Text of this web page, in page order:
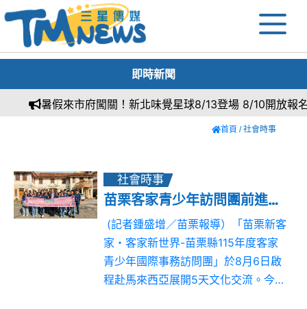
即時新聞
暑假來市府闖關！新北味覺星球8/13登場 8/10開放報名
首頁 / 社會時事
社會時事
苗栗客家青少年訪問團前進馬來西亞 深化國際客家文化交流
(記者鍾盛增／苗栗報導）「苗栗新客
家・客家新世界-苗栗縣115年度客家
青少年國際事務訪問團」於8月6日啟
程赴馬來西亞展開5天文化交流。今年